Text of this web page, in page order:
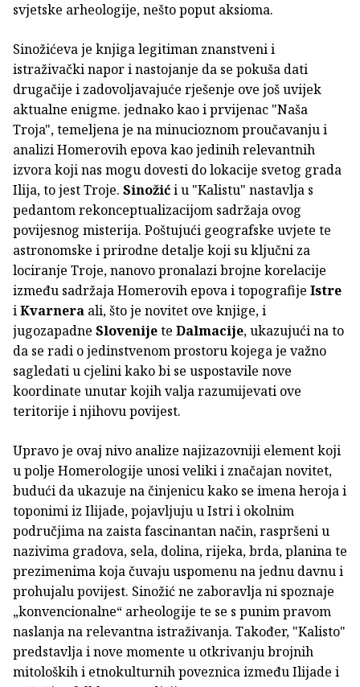
svjetske arheologije, nešto poput aksioma.
Sinožićeva je knjiga legitiman znanstveni i
istraživački napor i nastojanje da se pokuša dati
drugačije i zadovoljavajuće rješenje ove još uvijek
aktualne enigme. jednako kao i prvijenac "Naša
Troja", temeljena je na minucioznom proučavanju i
analizi Homerovih epova kao jedinih relevantnih
izvora koji nas mogu dovesti do lokacije svetog grada
Ilija, to jest Troje. Sinožići u "Kalistu" nastavlja s
pedantom rekonceptualizacijom sadržaja ovog
povijesnog misterija. Poštujući geografske uvjete te
astronomske i prirodne detalje koji su ključni za
lociranje Troje, nanovo pronalazi brojne korelacije
između sadržaja Homerovih epova i topografije Istre
iKvarnera ali, što je novitet ove knjige, i
jugozapadne Slovenijete Dalmacije, ukazujući na to
da se radi o jedinstvenom prostoru kojega je važno
sagledati u cjelini kako bi se uspostavile nove
koordinate unutar kojih valja razumijevati ove
teritorije i njihovu povijest.
Upravo je ovaj nivo analize najizazovniji element koji
u polje Homerologije unosi veliki i značajan novitet,
budući da ukazuje na činjenicu kako se imena heroja i
toponimi iz Ilijade, pojavljuju u Istri i okolnim
područjima na zaista fascinantan način, raspršeni u
nazivima gradova, sela, dolina, rijeka, brda, planina te
prezimenima koja čuvaju uspomenu na jednu davnu i
prohujalu povijest. Sinožić ne zaboravlja ni spoznaje
„konvencionalne“ arheologije te se s punim pravom
naslanja na relevantna istraživanja. Također, "Kalisto"
predstavlja i nove momente u otkrivanju brojnih
mitoloških i etnokulturnih poveznica između Ilijade i